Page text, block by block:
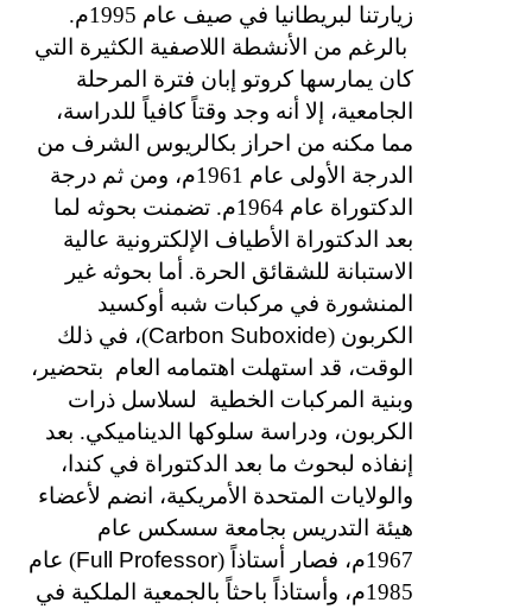
زيارتنا لبريطانيا في صيف عام 1995م.
بالرغم من الأنشطة اللاصفية الكثيرة التي
كان يمارسها كروتو إبان فترة المرحلة
الجامعية، إلا أنه وجد وقتاً كافياً للدراسة،
مما مكنه من احراز بكالريوس الشرف من
الدرجة الأولى عام 1961م، ومن ثم درجة
الدكتوراة عام 1964م. تضمنت بحوثه لما
بعد الدكتوراة الأطياف الإلكترونية عالية
الاستبانة للشقائق الحرة. أما بحوثه غير
المنشورة في مركبات شبه أوكسيد
الكربون (Carbon Suboxide)، في ذلك
الوقت، قد استهلت اهتمامه العام بتحضير،
وبنية المركبات الخطية
لسلاسل ذرات
الكربون، ودراسة سلوكها الديناميكي. بعد
إنفاذه لبحوث ما بعد الدكتوراة في كندا،
والولايات المتحدة الأمريكية، انضم لأعضاء
هيئة التدريس بجامعة سسكس عام
1967م، فصار أستاذاً (
Full Professor) عام
1985م، وأستاذاً باحثاً بالجمعية الملكية في